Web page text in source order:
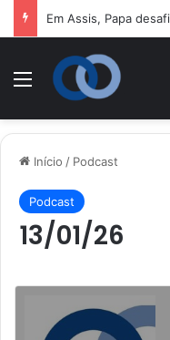
Menu
Início / Podcast
Podcast
13/01/26